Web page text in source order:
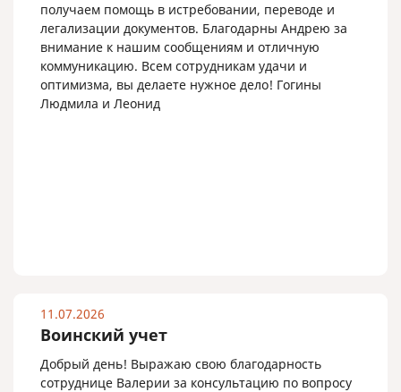
получаем помощь в истребовании, переводе и
легализации документов. Благодарны Андрею за
внимание к нашим сообщениям и отличную
коммуникацию. Всем сотрудникам удачи и
оптимизма, вы делаете нужное дело! Гогины
Людмила и Леонид
11.07.2026
Воинский учет
Добрый день! Выражаю свою благодарность
сотруднице Валерии за консультацию по вопросу